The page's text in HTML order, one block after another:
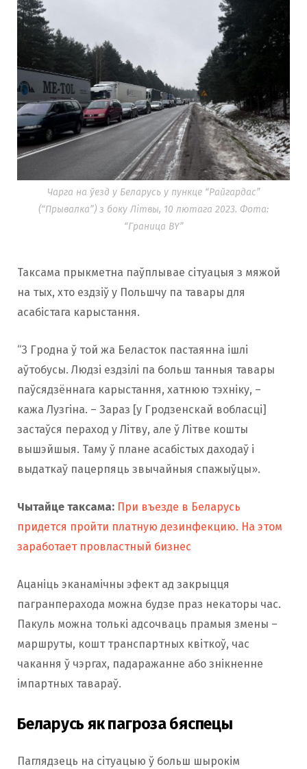
Чарга на ўезд у Беларусь у пункце “Райгардас”
(“Прывалка”) з боку Літвы, 10 лютага 2023. Фота:
“Граница BY”
Таксама прыкметна паўплывае сітуацыя з мяжой
на тых, хто ездзіў у Польшчу па тавары для
асабістага карыстання.
“З Гродна ў той жа Беласток пастаянна ішлі
аўтобусы. Людзі ездзілі па больш танныя тавары
паўсядзённага карыстання, хатнюю тэхніку, –
кажа Лузгіна. – Зараз [у Гродзенскай вобласці]
застаўся пераход у Літву, але ў Літве кошты
вышэйшыя. Таму ў плане асабістых даходаў і
выдаткаў пацерпяць звычайныя спажыўцы».
Чытайце таксама: При въезде в Беларусь
придется пройти платную дезинфекцию. На этом
заработает провластный бизнес
Ацаніць эканамічны эфект ад закрыцця
пагранперахода можна будзе праз некаторы час.
Пакуль можна толькі адсочваць прамыя змены –
маршруты, кошт транспартных квіткоў, час
чакання ў чэргах, падаражанне або знікненне
імпартных тавараў.
Беларусь як пагроза бяспецы
Паглядзець на сітуацыю ў больш шырокім